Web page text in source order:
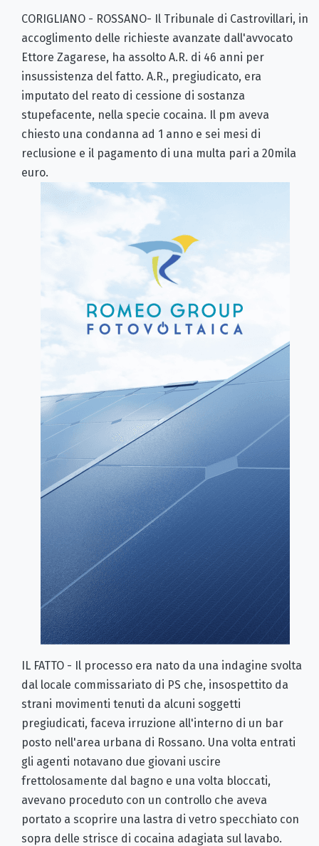
CORIGLIANO - ROSSANO- Il Tribunale di Castrovillari, in
accoglimento delle richieste avanzate dall'avvocato
Ettore Zagarese, ha assolto A.R. di 46 anni per
insussistenza del fatto. A.R., pregiudicato, era
imputato del reato di cessione di sostanza
stupefacente, nella specie cocaina. Il pm aveva
chiesto una condanna ad 1 anno e sei mesi di
reclusione e il pagamento di una multa pari a 20mila
euro.
IL FATTO - Il processo era nato da una indagine svolta
dal locale commissariato di PS che, insospettito da
strani movimenti tenuti da alcuni soggetti
pregiudicati, faceva irruzione all'interno di un bar
posto nell'area urbana di Rossano. Una volta entrati
gli agenti notavano due giovani uscire
frettolosamente dal bagno e una volta bloccati,
avevano proceduto con un controllo che aveva
portato a scoprire una lastra di vetro specchiato con
sopra delle strisce di cocaina adagiata sul lavabo.